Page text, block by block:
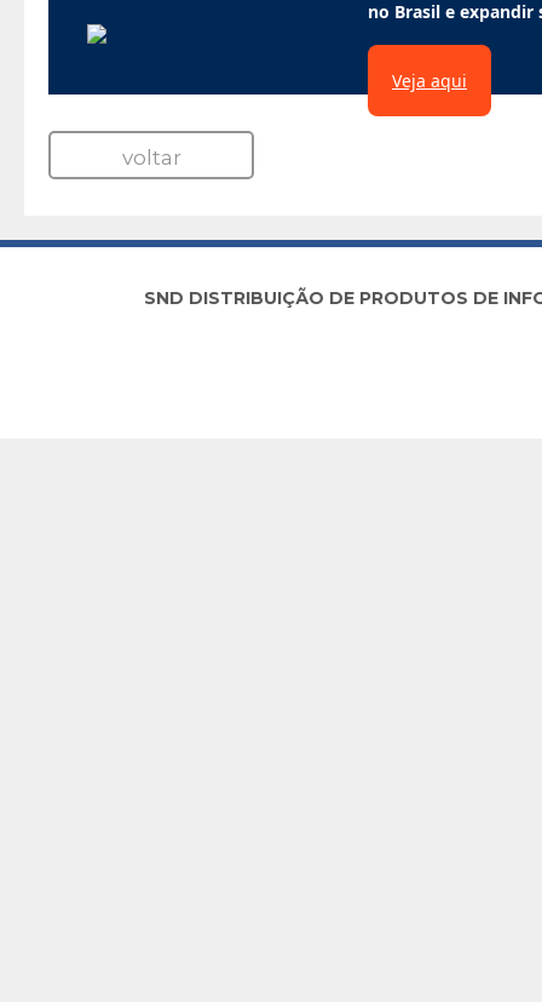
no Brasil e expandir
Veja aqui
voltar
SND DISTRIBUIÇÃO DE PRODUTOS DE